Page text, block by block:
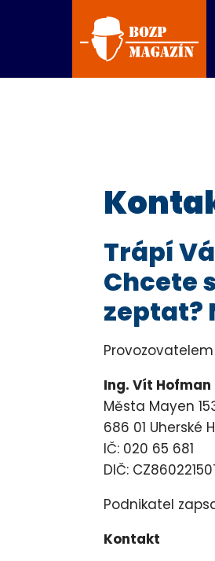
Trápí
Chcete
zeptat?
Ing. Vít Hofman
Města Mayen
686 01 Uherské
IČ: 020 65 681
DIČ:
Podnikatel
Kontakt